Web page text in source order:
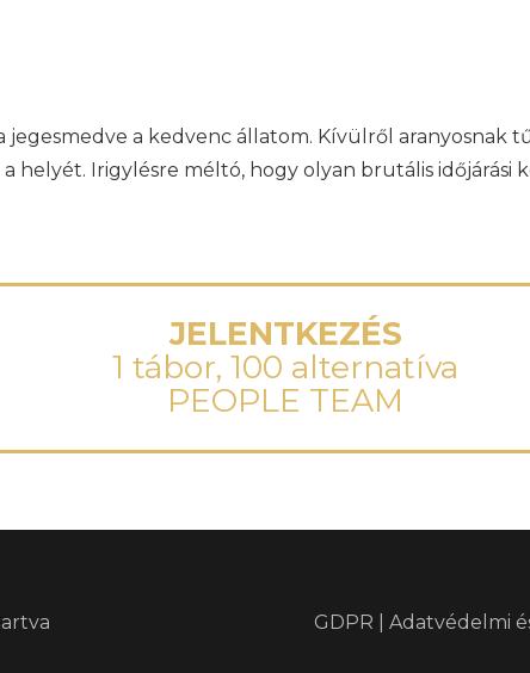
jegesmedve a kedvenc állatom. Kívülről aranyosnak
helyét. Irigylésre méltó, hogy olyan brutális időjárási
JELENTKEZÉS
1 tábor, 100 alternatíva
PEOPLE TEAM
GDPR | Adatvédelmi